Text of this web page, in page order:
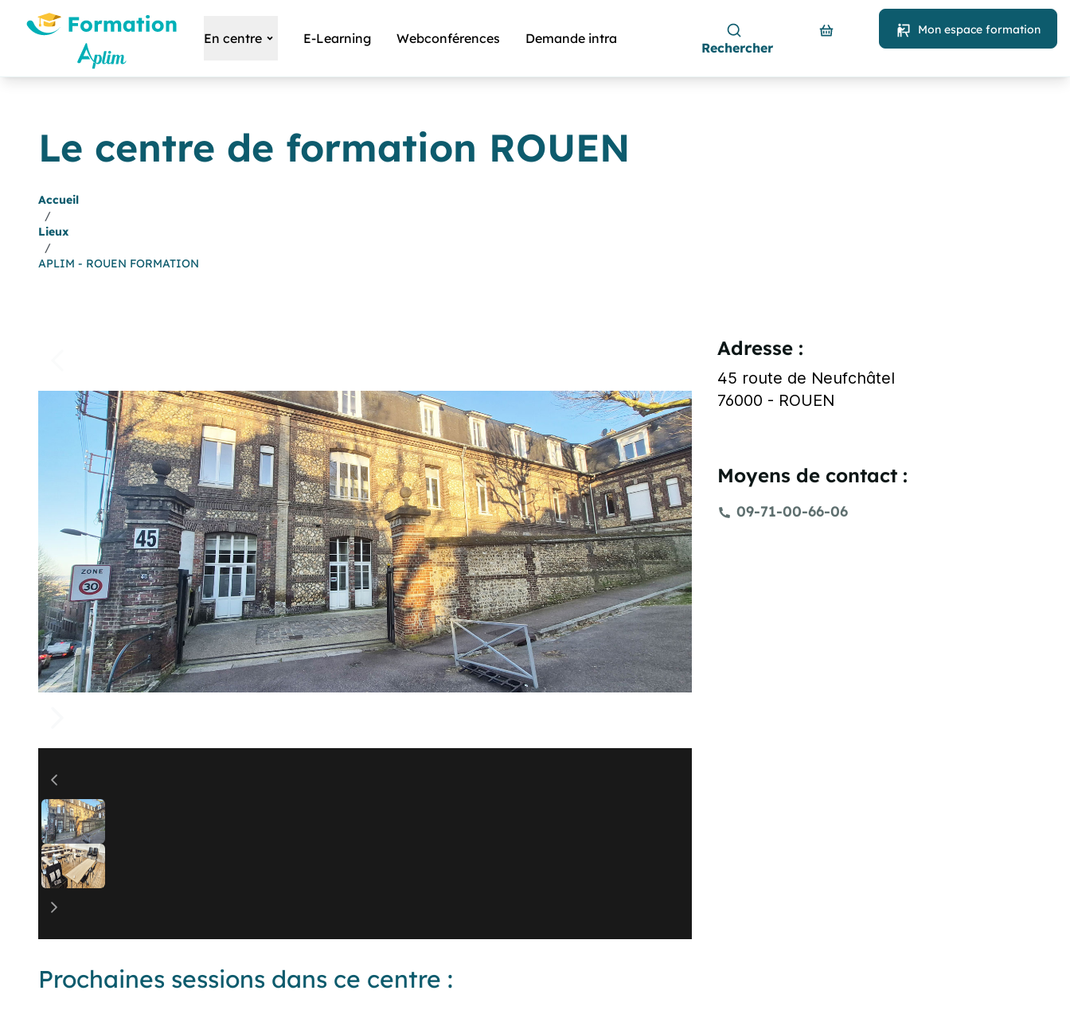
En centre E-Learning Webconférences Demande intra
Rechercher
Mon espace formation
Le centre de formation ROUEN
Accueil
/
Lieux
/
APLIM - ROUEN FORMATION
Prochaines sessions dans ce centre :
Adresse :
45 route de Neufchâtel
76000 - ROUEN
Moyens de contact :
09-71-00-66-06